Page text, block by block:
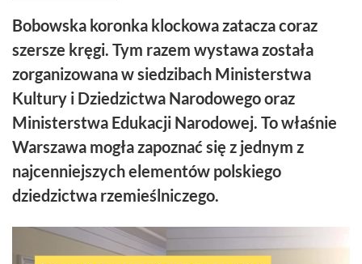
Bobowska koronka klockowa zatacza coraz
szersze kręgi. Tym razem wystawa została
zorganizowana w siedzibach Ministerstwa
Kultury i Dziedzictwa Narodowego oraz
Ministerstwa Edukacji Narodowej. To właśnie
Warszawa mogła zapoznać się z jednym z
najcenniejszych elementów polskiego
dziedzictwa rzemieślniczego.